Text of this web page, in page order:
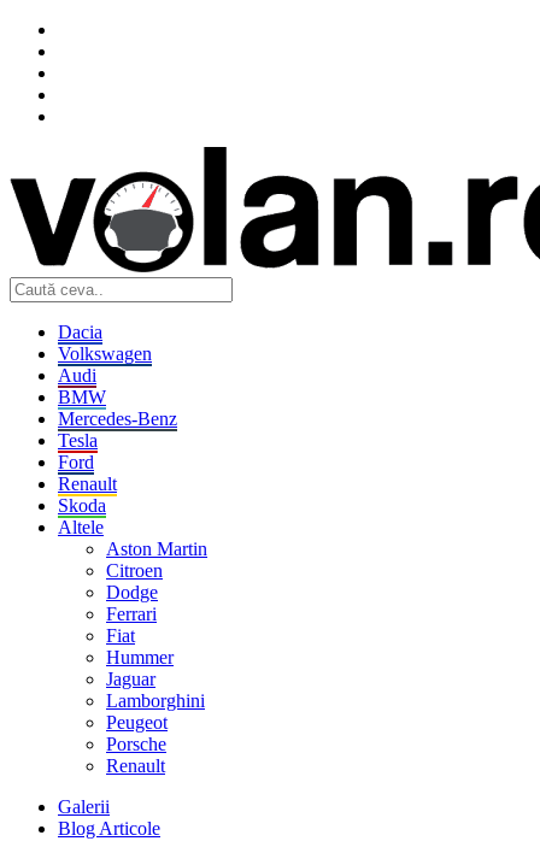
Dacia
Volkswagen
Audi
BMW
Mercedes-Benz
Tesla
Ford
Renault
Skoda
Altele
Aston Martin
Citroen
Dodge
Ferrari
Fiat
Hummer
Jaguar
Lamborghini
Peugeot
Porsche
Renault
Galerii
Blog Articole